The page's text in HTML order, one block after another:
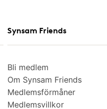
Synsam Friends
Bli medlem
Om Synsam Friends
Medlemsförmåner
Medlemsvillkor